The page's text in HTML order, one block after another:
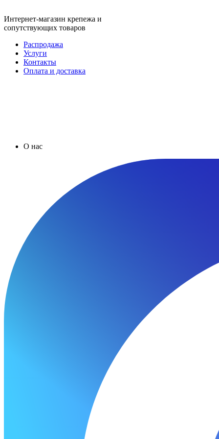
Интернет-магазин крепежа и
сопутствующих товаров
Распродажа
Услуги
Контакты
Оплата и доставка
О нас